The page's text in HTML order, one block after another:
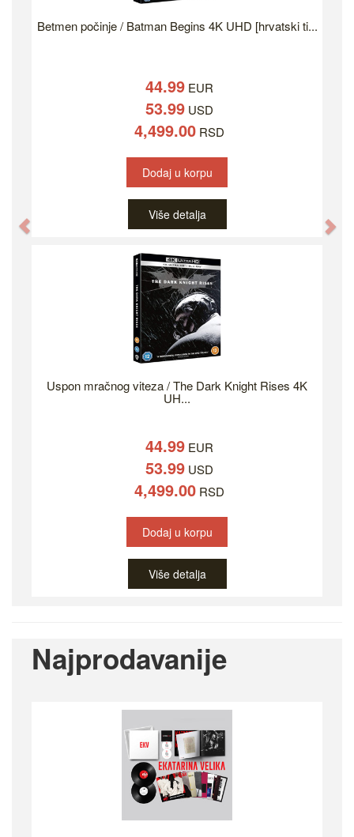
Betmen počinje / Batman Begins 4K UHD [hrvatski ti...
44.99EUR
53.99USD
4,499.00RSD
Dodaj u korpu
Više detalja
Uspon mračnog viteza / The Dark Knight Rises 4K
UH...
44.99EUR
53.99USD
4,499.00RSD
Dodaj u korpu
Više detalja
Najprodavanije